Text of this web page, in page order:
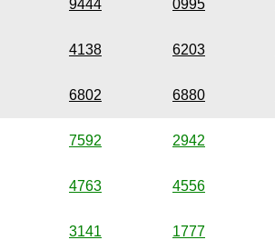
9444 0995
4138 6203
6802 6880
7592 2942
4763 4556
3141 1777